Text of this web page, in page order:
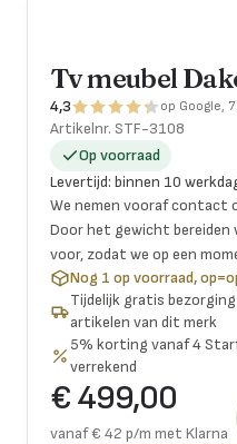
Tv meubel
4,3 op Google,
Artikelnr. STF-3108
Op voorraad
Levertijd: binnen 10
We nemen vooraf contact
Door het gewicht
voor, zodat we op een
Nog 1 op voorraad,
Tijdelijk gratis
artikelen van dit merk
5% korting vanaf 4
verrekend
€ 499,00
vanaf € 42 p/m met Klarna